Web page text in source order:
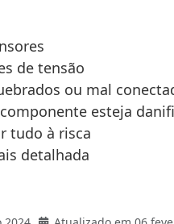
de tensão
ou mal
esteja
tudo à risca
detalhada